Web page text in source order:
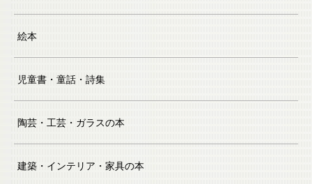
絵本
児童書・童話・詩集
陶芸・工芸・ガラスの本
建築・インテリア・家具の本